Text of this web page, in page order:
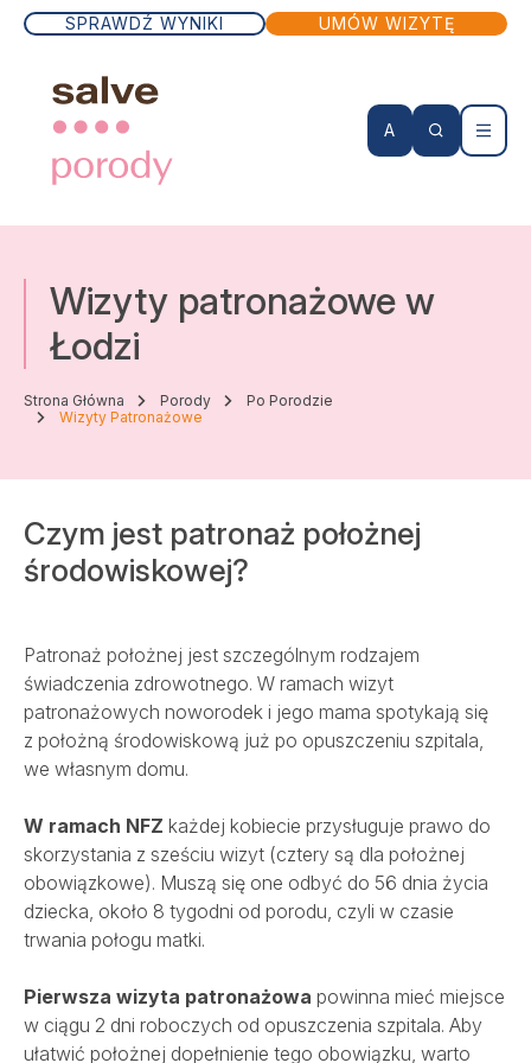
SPRAWDŹ WYNIKI UMÓW WIZYTĘ
A
Wizyty lekarskie
Lekarze
Porody
Dla firm
Przychodnie
Kontakt
SALVE PŁODNOŚĆ
SALVE ONKOLOGIA
Wizyty patronażowe w
Łodzi
Strona Główna Porody
Po Porodzie
Wizyty Patronażowe
Czym jest patronaż położnej
środowiskowej?
Patronaż położnej jest szczególnym rodzajem
świadczenia zdrowotnego. W ramach wizyt
patronażowych noworodek i jego mama spotykają się
z położną środowiskową już po opuszczeniu szpitala,
we własnym domu.
W ramach NFZ każdej kobiecie przysługuje prawo do
skorzystania z sześciu wizyt (cztery są dla położnej
obowiązkowe). Muszą się one odbyć do 56 dnia życia
dziecka, około 8 tygodni od porodu, czyli w czasie
trwania połogu matki.
Pierwsza wizyta patronażowa powinna mieć miejsce
w ciągu 2 dni roboczych od opuszczenia szpitala. Aby
ułatwić położnej dopełnienie tego obowiązku, warto